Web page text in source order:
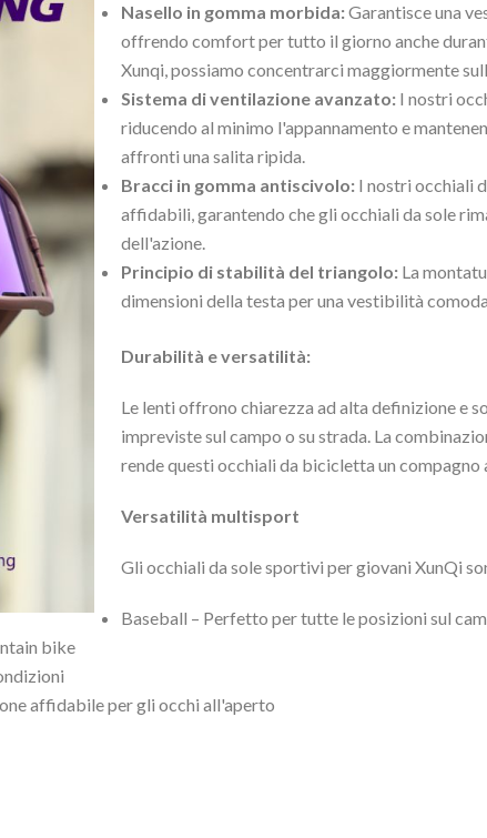
Nasello in gomma morbida:Garantisce una
offrendo comfort per tutto il giorno anche
Xunqi, possiamo concentrarci maggiormente
Sistema di ventilazione avanzato: I nostri
riducendo al minimo l'appannamento e
affronti una salita ripida.
Bracci in gomma antiscivolo: I nostri occhiali
affidabili, garantendo che gli occhiali da sole
dell'azione.
Principio di stabilità del triangolo: La
dimensioni della testa per una vestibilità
Durabilità e versatilità:
Le lenti offrono chiarezza ad alta definizione e
impreviste sul campo o su strada. La
rende questi occhiali da bicicletta un
Versatilità multisport
Gli occhiali da sole sportivi per giovani XunQi
Baseball – Perfetto per tutte le posizioni sul
bike
affidabile per gli occhi all'aperto